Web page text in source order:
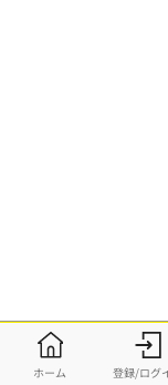
ホーム 登録/ログ